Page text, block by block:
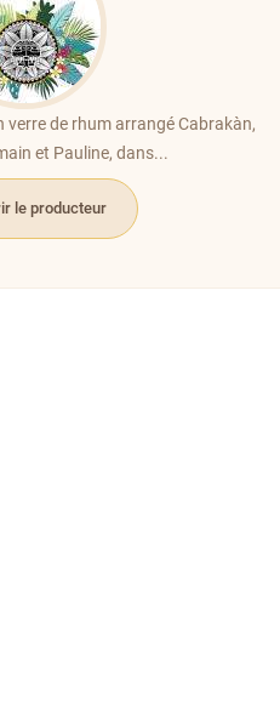
de rhum arrangé Cabrakàn,
et Pauline, dans...
le producteur